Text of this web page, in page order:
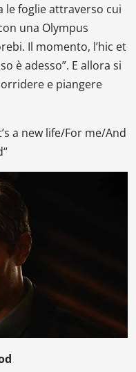
le foglie attraverso cui
una Olympus
. Il momento, l’hic et
è adesso”. E allora si
e piangere
a new life/For me/And
“